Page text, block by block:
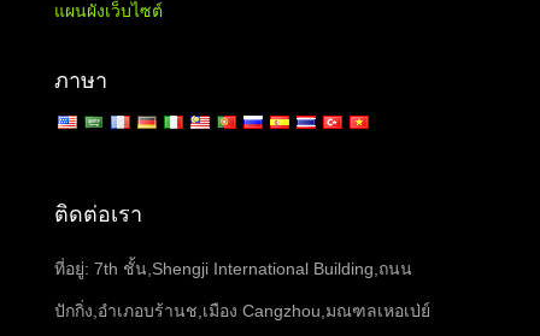
แผนผังเว็บไซต์
ภาษา
ติดต่อเรา
ที่อยู่: 7th ชั้น,Shengji International Building,ถนน
ปักกิ่ง,อำเภอบร้านช,เมือง Cangzhou,มณฑลเหอเป่ย์